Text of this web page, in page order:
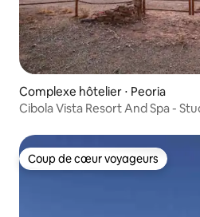
Complexe hôtelier ⋅ Peoria
Cibola Vista Resort And Spa -
Coup de cœur voyageurs
Coup de cœur voyageurs